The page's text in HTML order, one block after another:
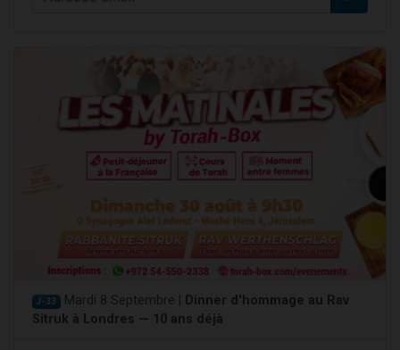
J-33 Mardi 8 Septembre |
Dinner d'hommage au Rav
Sitruk à Londres — 10 ans déjà